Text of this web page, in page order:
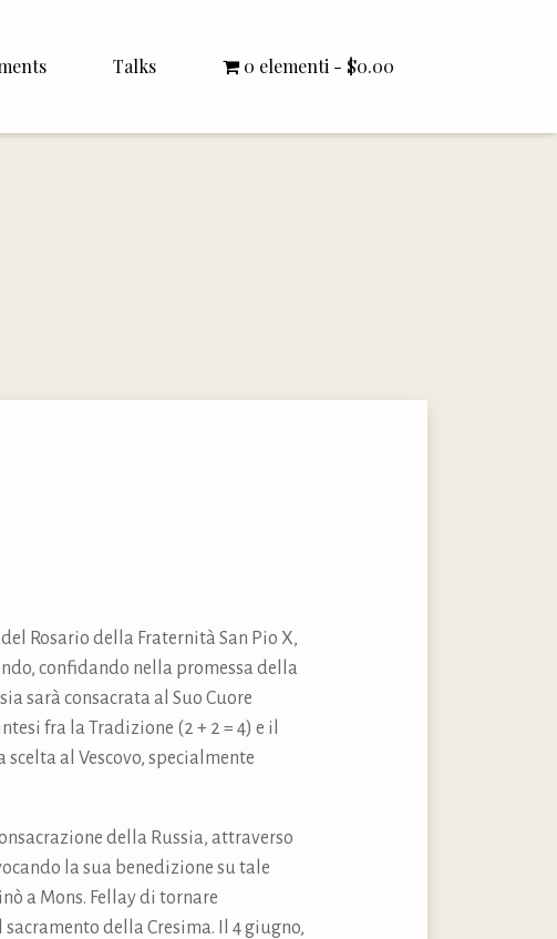
Talks
Rector Letters
0 elementi $0.00
Rosario della Fraternità San Pio X,
confidando nella promessa della
sarà consacrata al Suo Cuore
fra la Tradizione (2 + 2 = 4) e il
scelta al Vescovo, specialmente
della Russia, attraverso
la sua benedizione su tale
a Mons. Fellay di tornare
della Cresima. Il 4 giugno,